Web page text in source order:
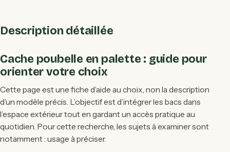
Description détaillée
Cache poubelle en palette : guide pour
orienter votre choix
Cette page est une fiche d’aide au choix, non la description
d’un modèle précis. L’objectif est d’intégrer les bacs dans
l’espace extérieur tout en gardant un accès pratique au
quotidien. Pour cette recherche, les sujets à examiner sont
notamment : usage à préciser.